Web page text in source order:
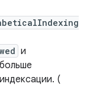
и
(